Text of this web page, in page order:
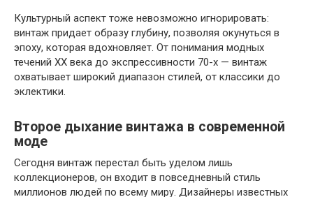
Культурный аспект тоже невозможно игнорировать:
винтаж придает образу глубину, позволяя окунуться в
эпоху, которая вдохновляет. От понимания модных
течений ХХ века до экспрессивности 70-х — винтаж
охватывает широкий диапазон стилей, от классики до
эклектики.
Второе дыхание винтажа в современной
моде
Сегодня винтаж перестал быть уделом лишь
коллекционеров, он входит в повседневный стиль
миллионов людей по всему миру. Дизайнеры известных